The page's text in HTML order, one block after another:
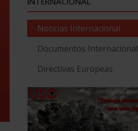
Noticias Internacional
Documentos Internacional
Directivas Europeas